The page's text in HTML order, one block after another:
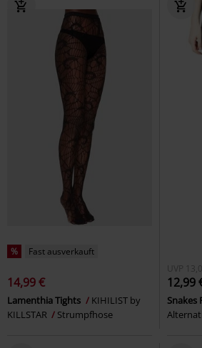
% Fast ausverkauft
14,99 €
Lamenthia Tights
KIHILIST by
KILLSTAR
Strumpfhose
UVP
12,99
Snakes